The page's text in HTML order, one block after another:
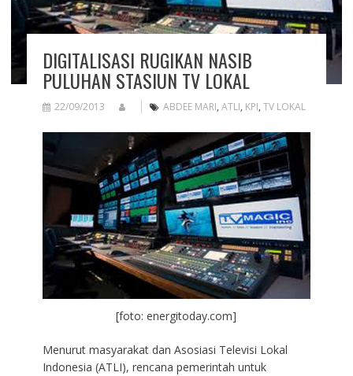
DIGITALISASI RUGIKAN NASIB
PULUHAN STASIUN TV LOKAL
22/09/2013 ABDEE MARI, ATLI, KPI, TV LOKAL
[foto: energitoday.com]
Menurut masyarakat dan Asosiasi Televisi Lokal
Indonesia (ATLI), rencana pemerintah untuk